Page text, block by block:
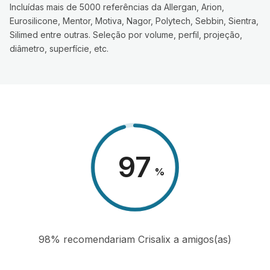
Incluídas mais de 5000 referências da Allergan, Arion,
Eurosilicone, Mentor, Motiva, Nagor, Polytech, Sebbin, Sientra,
Silimed entre outras. Seleção por volume, perfil, projeção,
diâmetro, superfície, etc.
98 %
98% recomendariam Crisalix a amigos(as)